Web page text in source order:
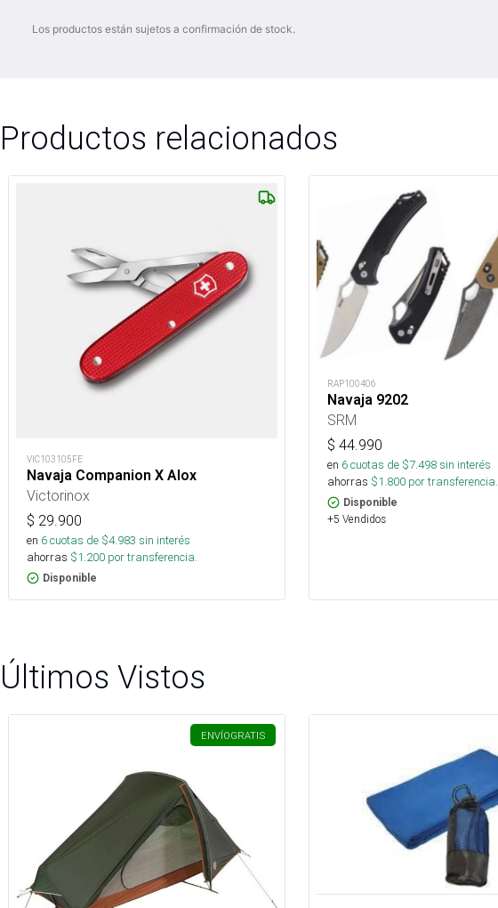
Los productos están sujetos a confirmación de stock.
Productos relacionados
VIC103105FE
Navaja Companion X Alox
Victorinox
$ 29.900
en 6cuotas de $4.983 sin interés
ahorras $1.200 por transferencia.
Disponible
RAP100406
Navaja 9202
SRM
$ 44.990
en 6cuotas de $7.498sin interés
ahorras $1.800 por transferencia.
Disponible
+5 Vendidos
Últimos Vistos
ENVÍOGRATIS